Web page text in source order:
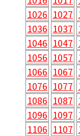
1026 1027
1036 1037
1046 1047
1056 1057
1066 1067
1076 1077
1086 1087
1096 1097
1106 1107